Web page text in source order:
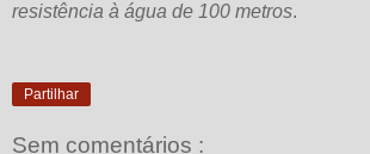
resistência à água de 100 metros.
Partilhar
Sem comentários :